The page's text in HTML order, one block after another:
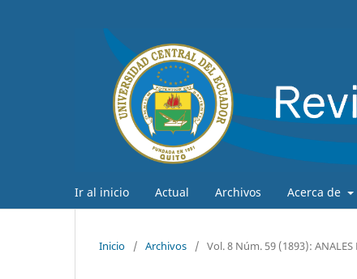
Ir al inicio Actual Archivos Acerca de
Inicio / Archivos / Vol. 8 Núm. 59 (1893): ANALES